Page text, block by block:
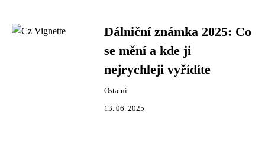
Dálniční známka 2025: Co
se mění a kde ji
nejrychleji vyřídíte
Ostatní
13. 06. 2025